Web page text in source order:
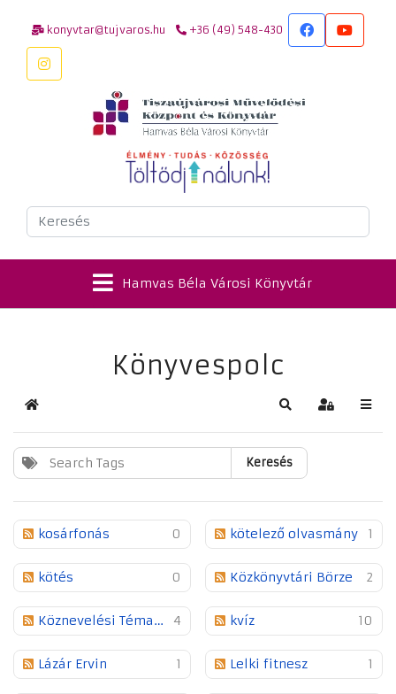
konyvtar@tujvaros.hu +36 (49) 548-430
Keresés
Hamvas Béla Városi Könyvtár
Könyvespolc
Kezdőlap Keresés
Keresés
kosárfonás 0 kötelező olvasmány 1
kötés 0 Közkönyvtári Börze 2
Köznevelési Témahét 4 kvíz 10
Lázár Ervin 1 Lelki fitnesz 1